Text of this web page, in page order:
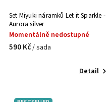
Set Miyuki náramků Let it Sparkle -
Aurora silver
Momentálně nedostupné
590 Kč/ sada
Detail